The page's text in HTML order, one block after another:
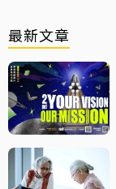
最新文章